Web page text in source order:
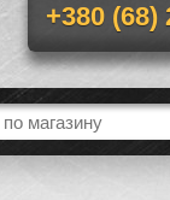
+380 (68)